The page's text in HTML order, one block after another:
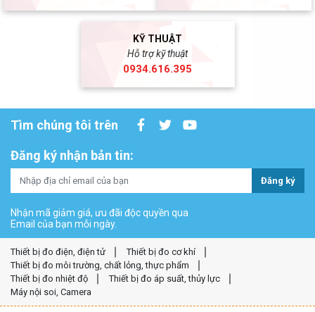
KỸ THUẬT
Hỗ trợ kỹ thuật
0934.616.395
Tìm chúng tôi trên
Đăng ký nhận bản tin:
Đăng ký
Nhận mã giảm giá, ưu đãi độc quyền qua
Email của bạn mỗi ngày.
Thiết bị đo điện, điện tử
Thiết bị đo cơ khí
Thiết bị đo môi trường, chất lỏng, thực phẩm
Thiết bị đo nhiệt độ
Thiết bị đo áp suất, thủy lực
Máy nội soi, Camera